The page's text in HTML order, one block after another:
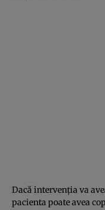
Dacă intervenţia va
pacienta poate avea